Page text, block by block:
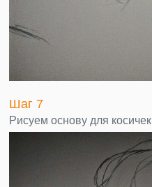
Шаг 7
Рисуем основу для косичек